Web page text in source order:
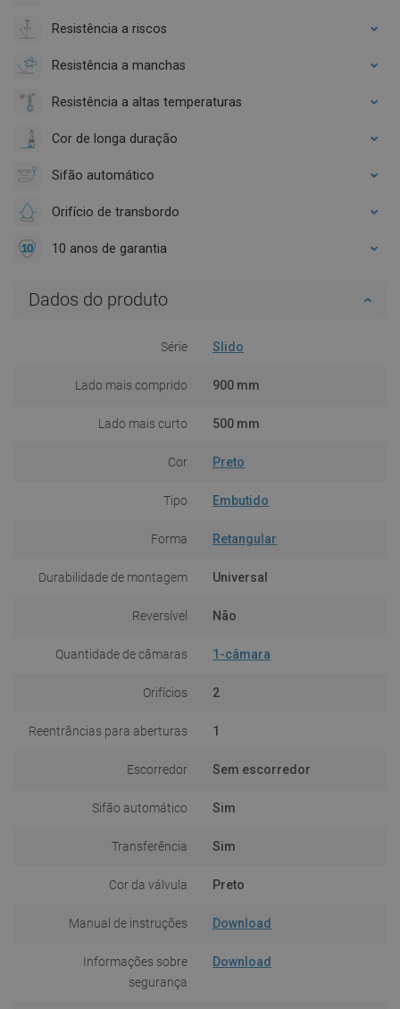
Resistência a riscos
Resistência a manchas
Resistência a altas temperaturas
Cor de longa duração
Sifão automático
Orifício de transbordo
10 anos de garantia
Dados do produto
Série Slido
Lado mais comprido 900 mm
Lado mais curto 500 mm
Cor Preto
Tipo Embutido
Forma Retangular
Durabilidade de montagem Universal
Reversível Não
Quantidade de câmaras 1-câmara
Orifícios 2
Reentrâncias para aberturas 1
Escorredor Sem escorredor
Sifão automático Sim
Transferência Sim
Cor da válvula Preto
Manual de instruções Download
Informações sobre
segurança
Download